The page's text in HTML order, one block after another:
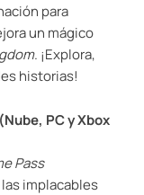
para
un mágico
. ¡Explora,
historias!
PC y Xbox
Pass
implacables